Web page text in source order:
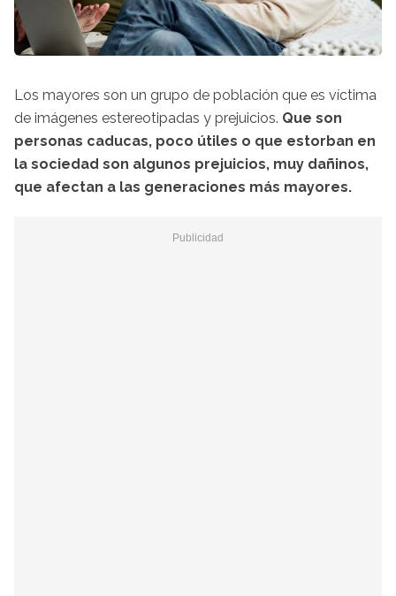
Los mayores son un grupo de población que es víctima
de imágenes estereotipadas y prejuicios. Que son
personas caducas, poco útiles o que estorban en
la sociedad son algunos prejuicios, muy dañinos,
que afectan a las generaciones más mayores.